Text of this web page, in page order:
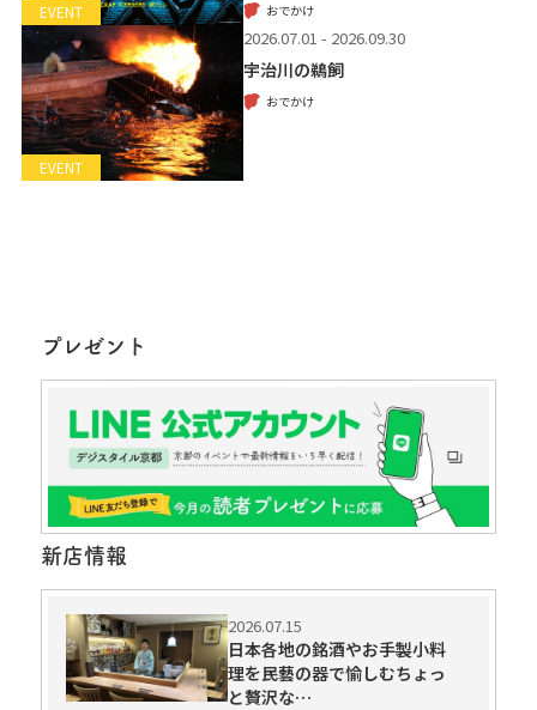
EVENT おでかけ
EVENT
2026.07.01 - 2026.09.30
宇治川の鵜飼
おでかけ
プレゼント
新店情報
2026.07.15
日本各地の銘酒やお手製小料
理を民藝の器で愉しむちょっ
と贅沢な…